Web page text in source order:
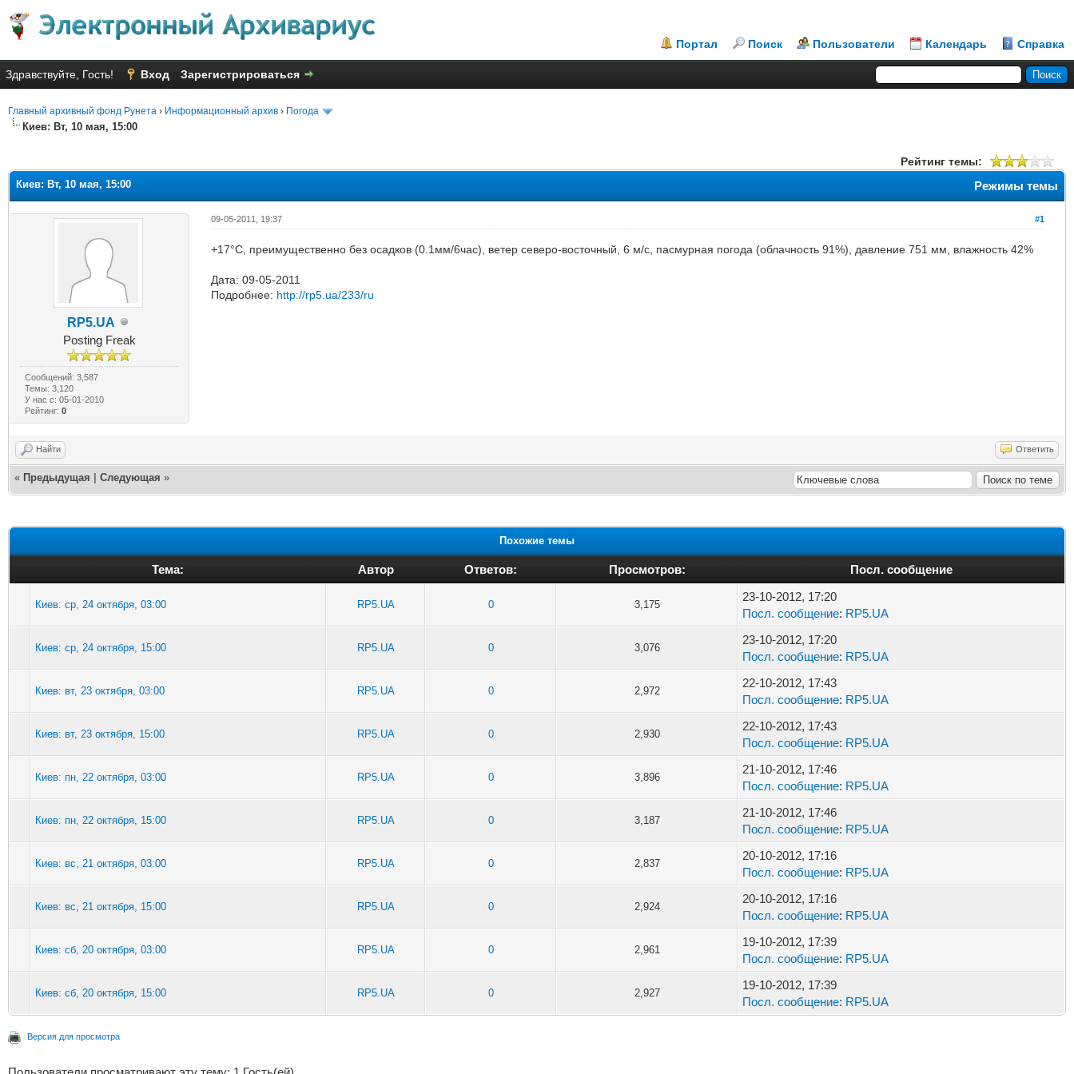
Портал Поиск Пользователи Календарь Справка
Здравствуйте, Гость! Вход Зарегистрироваться
Главный архивный фонд Рунета › Информационный архив › Погода
Киев: Вт, 10 мая, 15:00
Рейтинг темы:
Режимы темы
Киев: Вт, 10 мая, 15:00
RP5.UA
Posting Freak
Сообщений: 3,587
Темы: 3,120
У нас с: 05-01-2010
Рейтинг:0
#1
09-05-2011, 19:37
+17°C, преимущественно без осадков (0.1мм/6час), ветер северо-восточный, 6 м/с, пасмурная погода (облачность 91%), давление 751 мм, влажность 42%
Дата: 09-05-2011
Подробнее: http://rp5.ua/233/ru
Найти Ответить
« Предыдущая Следующая »
Похожие темы
Тема: Автор Ответов: Просмотров: Посл. сообщение
Киев: ср, 24 октября, 03:00 RP5.UA 0 3,175
23-10-2012, 17:20
Посл. сообщение: RP5.UA
Киев: ср, 24 октября, 15:00 RP5.UA 0 3,076
23-10-2012, 17:20
Посл. сообщение: RP5.UA
Киев: вт, 23 октября, 03:00 RP5.UA 0 2,972
22-10-2012, 17:43
Посл. сообщение: RP5.UA
Киев: вт, 23 октября, 15:00 RP5.UA 0 2,930
22-10-2012, 17:43
Посл. сообщение: RP5.UA
Киев: пн, 22 октября, 03:00 RP5.UA 0 3,896
21-10-2012, 17:46
Посл. сообщение: RP5.UA
Киев: пн, 22 октября, 15:00 RP5.UA 0 3,187
21-10-2012, 17:46
Посл. сообщение: RP5.UA
Киев: вс, 21 октября, 03:00 RP5.UA 0 2,837
20-10-2012, 17:16
Посл. сообщение: RP5.UA
Киев: вс, 21 октября, 15:00 RP5.UA 0 2,924
20-10-2012, 17:16
Посл. сообщение: RP5.UA
Киев: сб, 20 октября, 03:00 RP5.UA 0 2,961
19-10-2012, 17:39
Посл. сообщение: RP5.UA
Киев: сб, 20 октября, 15:00 RP5.UA 0 2,927
19-10-2012, 17:39
Посл. сообщение: RP5.UA
Версия для просмотра